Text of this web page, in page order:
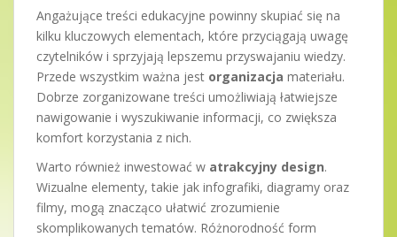
Angażujące treści edukacyjne powinny skupiać się na
kilku kluczowych elementach, które przyciągają uwagę
czytelników i sprzyjają lepszemu przyswajaniu wiedzy.
Przede wszystkim ważna jest organizacja materiału.
Dobrze zorganizowane treści umożliwiają łatwiejsze
nawigowanie i wyszukiwanie informacji, co zwiększa
komfort korzystania z nich.
Warto również inwestować w atrakcyjny design.
Wizualne elementy, takie jak infografiki, diagramy oraz
filmy, mogą znacząco ułatwić zrozumienie
skomplikowanych tematów. Różnorodność form